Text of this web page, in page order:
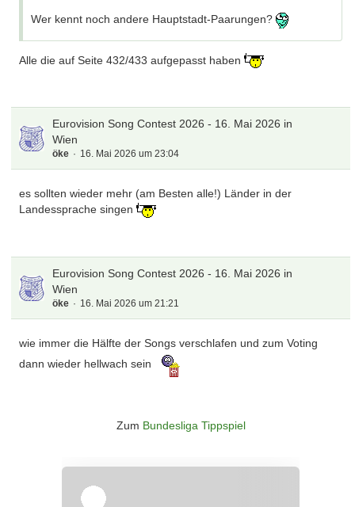
Wer kennt noch andere Hauptstadt-Paarungen?
Alle die auf Seite 432/433 aufgepasst haben
Eurovision Song Contest 2026 - 16. Mai 2026 in
Wien
öke 16. Mai 2026 um 23:04
es sollten wieder mehr (am Besten alle!) Länder in der
Landessprache singen
Eurovision Song Contest 2026 - 16. Mai 2026 in
Wien
öke 16. Mai 2026 um 21:21
wie immer die Hälfte der Songs verschlafen und zum Voting
dann wieder hellwach sein
Zum Bundesliga Tippspiel